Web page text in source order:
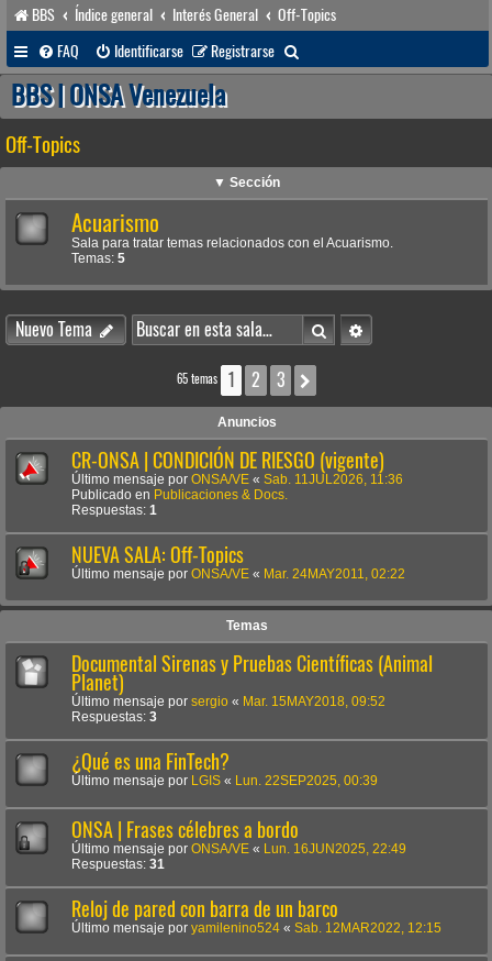
BBS Índice general Interés General
Off-Topics
FAQ
Identificarse Registrarse
u
a
r
BBS | ONSA Venezuela
Off-Topics
▼ Sección
Acuarismo
Sala para tratar temas relacionados con el Acuarismo.
Temas: 5
Nuevo Tema BuscarBúsqueda avanzada
65 temas 1 2 3
Anuncios
CR-ONSA | CONDICIÓN DE RIESGO (vigente)
Último mensaje por ONSA/VE « Sab. 11JUL2026, 11:36
Publicado en Publicaciones & Docs.
Respuestas: 1
NUEVA SALA: Off-Topics
Último mensaje por ONSA/VE « Mar. 24MAY2011, 02:22
Temas
Documental Sirenas y Pruebas Científicas (Animal
Planet)
Último mensaje por sergio « Mar. 15MAY2018, 09:52
Respuestas: 3
¿Qué es una FinTech?
Último mensaje por LGIS « Lun. 22SEP2025, 00:39
ONSA | Frases célebres a bordo
Último mensaje por ONSA/VE «
Lun. 16JUN2025, 22:49
Respuestas: 31
Reloj de pared con barra de un barco
Último mensaje por yamilenino524 « Sab. 12MAR2022, 12:15